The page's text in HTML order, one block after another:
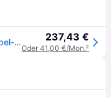
hansgrohe, Küchenarmatur, HG Einhebel-Spültischmischer 240 TALIS M Ausziehauslauf mattschwarz 237,43 €
Oder 41,00 €/Mon.²